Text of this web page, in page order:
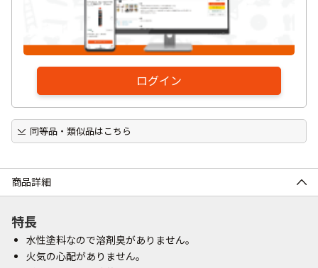
ログイン
同等品・類似品はこちら
商品詳細
特長
水性塗料なので溶剤臭がありません。
火気の心配がありません。